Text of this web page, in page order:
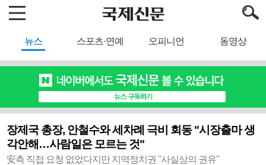
뉴스 스포츠·연예 오피니언 동영상
장제국 총장, 안철수와 세차례 극비 회동 "시장출마 생
각안해…사람일은 모르는 것"
安측 직접 요청 없었다지만 지역정치권 "사실상의 권유"